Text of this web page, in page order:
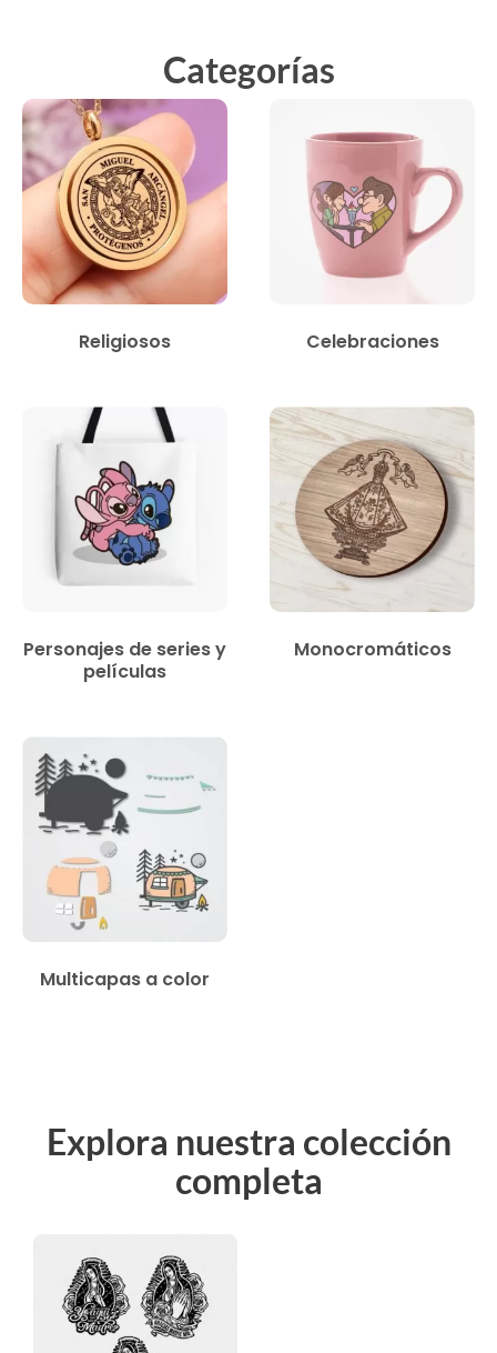
Categorías
Religiosos Celebraciones
Personajes de series y
películas
Monocromáticos
Multicapas a color
Explora nuestra colección
completa